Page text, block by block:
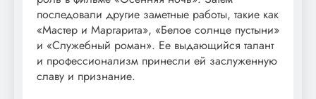
последовали другие заметные работы, такие как
«Мастер и Маргарита», «Белое солнце пустыни»
и «Служебный роман». Ее выдающийся талант
и профессионализм принесли ей заслуженную
славу и признание.